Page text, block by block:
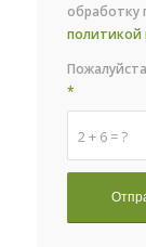
обработку
политикой
2 + 6 = ?
*